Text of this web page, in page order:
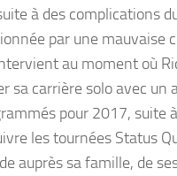
à des complications
par une mauvaise
au moment où
sa carrière solo avec un
pour 2017, suite
les tournées Status
auprès sa famille, de